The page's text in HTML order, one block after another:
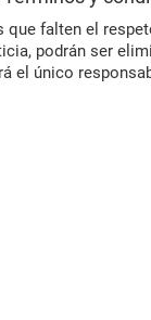
que falten el
podrán ser
el único